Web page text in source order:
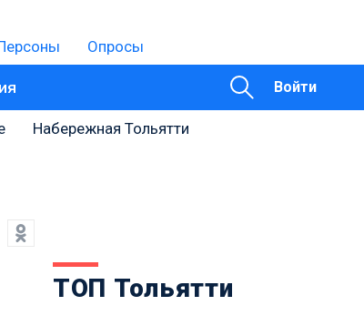
Опросы
Войти
Набережная Тольятти
ТОП Тольятти